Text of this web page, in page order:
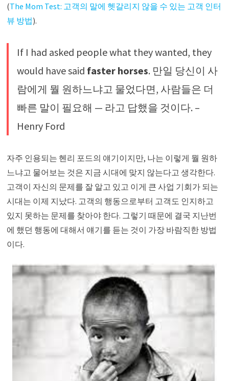
(The Mom Test: 고객의 말에 헷갈리지 않을 수 있는 고객 인터
뷰 방법).
If I had asked people what they wanted, they
would have said faster horses. 만일 당신이 사
람에게 뭘 원하느냐고 물었다면, 사람들은 더
빠른 말이 필요해 — 라고 답했을 것이다. –
Henry Ford
자주 인용되는 헨리 포드의 얘기이지만, 나는 이렇게 뭘 원하
느냐고 물어보는 것은 지금 시대에 맞지 않는다고 생각한다.
고객이 자신의 문제를 잘 알고 있고 이게 큰 사업 기회가 되는
시대는 이제 지났다. 고객의 행동으로부터 고객도 인지하고
있지 못하는 문제를 찾아야 한다. 그렇기 때문에 결국 지난번
에 했던 행동에 대해서 얘기를 듣는 것이 가장 바람직한 방법
이다.